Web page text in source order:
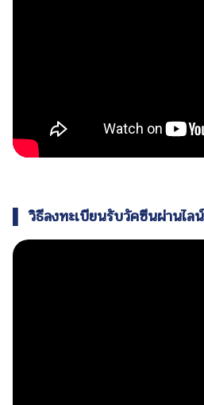
▌ วิธีลงทะเบียนรับวัคซีนผ่านไ